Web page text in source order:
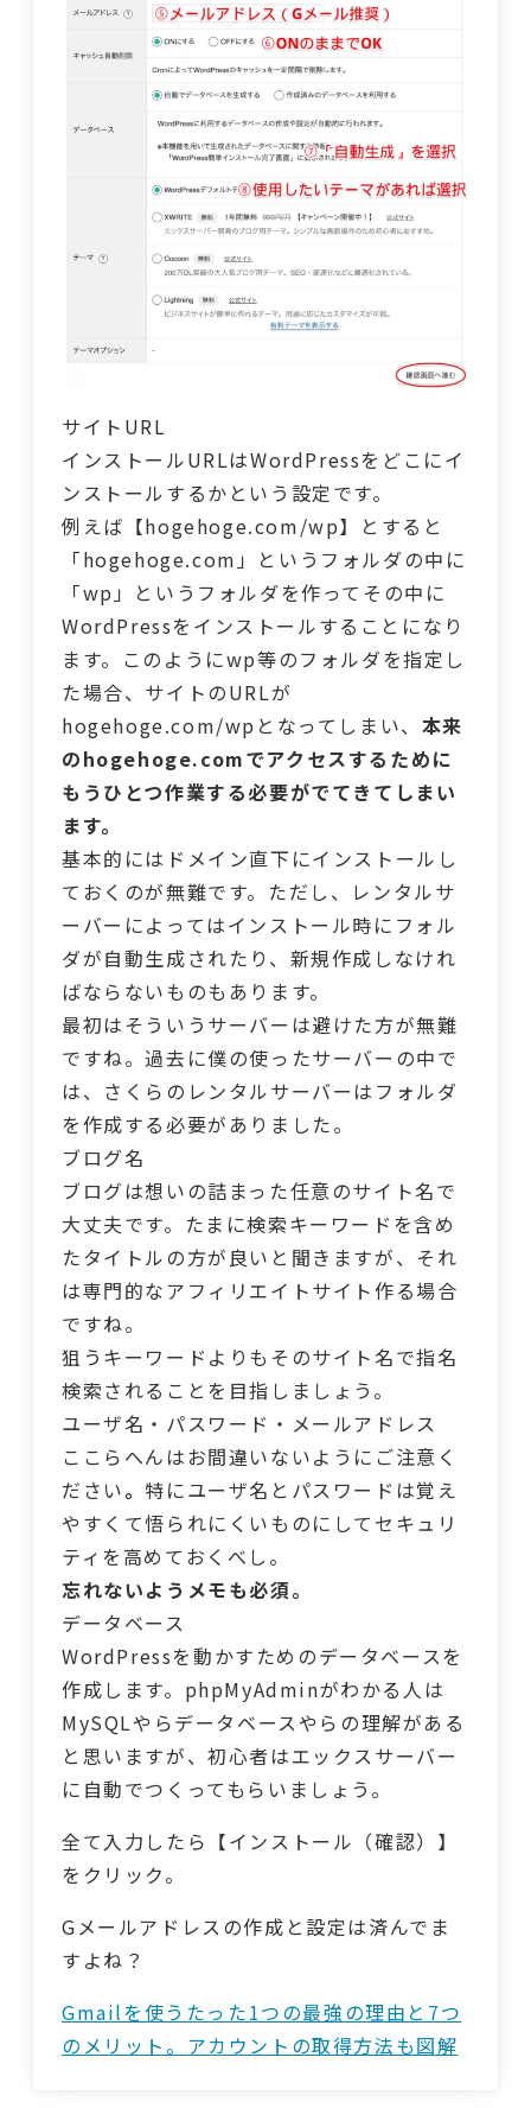
サイトURL
インストールURLはWordPressをどこにイ
ンストールするかという設定です。
例えば【hogehoge.com/wp】とすると
「hogehoge.com」というフォルダの中に
「wp」というフォルダを作ってその中に
WordPressをインストールすることになり
ます。このようにwp等のフォルダを指定し
た場合、サイトのURLが
hogehoge.com/wpとなってしまい、 本来
のhogehoge.comでアクセスするために
もうひとつ作業する必要がでてきてしまい
ます。
基本的にはドメイン直下にインストールし
ておくのが無難です。ただし、レンタルサ
ーバーによってはインストール時にフォル
ダが自動生成されたり、新規作成しなけれ
ばならないものもあります。
最初はそういうサーバーは避けた方が無難
ですね。過去に僕の使ったサーバーの中で
は、さくらのレンタルサーバーはフォルダ
を作成する必要がありました。
ブログ名
ブログは想いの詰まった任意のサイト名で
大丈夫です。たまに検索キーワードを含め
たタイトルの方が良いと聞きますが、それ
は専門的なアフィリエイトサイト作る場合
ですね。
狙うキーワードよりもそのサイト名で指名
検索されることを目指しましょう。
ユーザ名・パスワード・メールアドレス
ここらへんはお間違いないようにご注意く
ださい。 特にユーザ名とパスワードは覚え
やすくて悟られにくいものにしてセキュリ
ティを高めておくべし。
忘れないようメモも必須。
データベース
WordPressを動かすためのデータベースを
作成します。phpMyAdminがわかる人は
MySQLやらデータベースやらの理解がある
と思いますが、初心者はエックスサーバー
に自動でつくってもらいましょう。
全て入力したら【インストール（確認）】
をクリック。
Gメールアドレスの作成と設定は済んでま
すよね？
Gmailを使うたった1つの最強の理由と7つ
のメリット。アカウントの取得方法も図解